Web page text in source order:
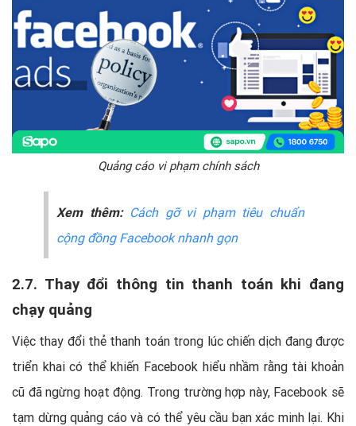
Quảng cáo vi phạm chính sách
Xem thêm: Cách gỡ vi phạm tiêu chuẩn
cộng đồng Facebook nhanh gọn
2.7. Thay đổi thông tin thanh toán khi đang
chạy quảng
Việc thay đổi thẻ thanh toán trong lúc chiến dịch đang được
triển khai có thể khiến Facebook hiểu nhầm rằng tài khoản
cũ đã ngừng hoạt động. Trong trường hợp này, Facebook sẽ
tạm dừng quảng cáo và có thể yêu cầu bạn xác minh lại. Khi